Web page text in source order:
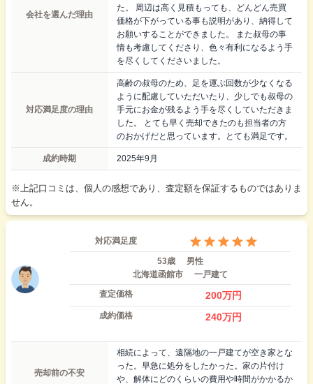
会社を選んだ理由
た。 周辺は高く見積もっても、どんどん売買
価格が下がっている事も説明があり、納得して
お願いすることができました。 また叔母の事
情も考慮してくださり、色々有利になるよう手
を尽くしてくださいました。
対応満足度の理由
高齢の叔母のため、足を運ぶ回数が少なくなる
ように配慮していただいたり、少しでも叔母の
手元にお金が残るよう手を尽くしていただきま
した。 とても早く売却できたのも担当者の方
のおかげだと思っています。とても満足です。
成約時期 2025年9月
※上記口コミは、個人の感想であり、査定額を保証するものではありま
せん。
対応満足度
53歳
男性
北海道函館市
一戸建て
査定価格
200万円
成約価格 240万円
売却前の不安
相続によって、遠隔地の一戸建てが空き家とな
った。早急に処分をしたかった。家の片付け
や、解体にどのくらいの費用や時間がかかるか